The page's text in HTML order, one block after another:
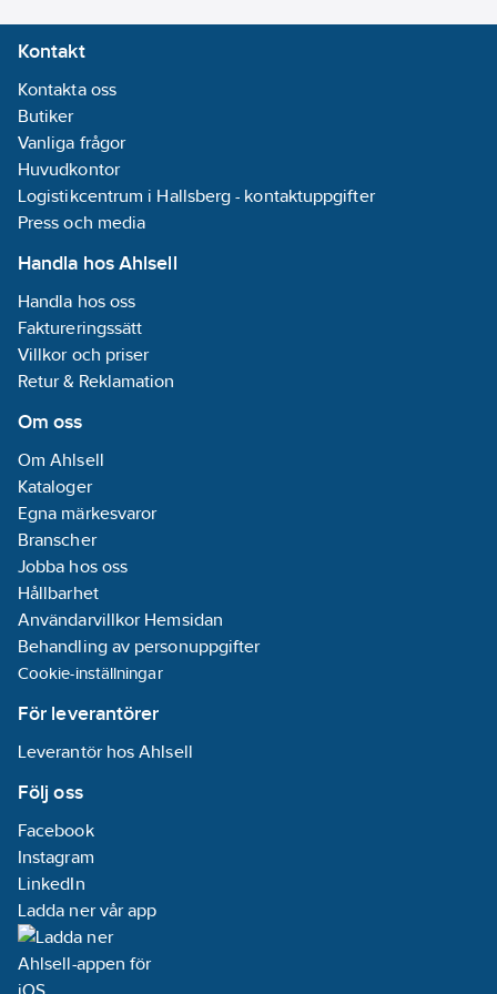
Kontakt
Kontakta oss
Butiker
Vanliga frågor
Huvudkontor
Logistikcentrum i Hallsberg - kontaktuppgifter
Press och media
Handla hos Ahlsell
Handla hos oss
Faktureringssätt
Villkor och priser
Retur & Reklamation
Om oss
Om Ahlsell
Kataloger
Egna märkesvaror
Branscher
Jobba hos oss
Hållbarhet
Användarvillkor Hemsidan
Behandling av personuppgifter
Cookie-inställningar
För leverantörer
Leverantör hos Ahlsell
Följ oss
Facebook
Instagram
LinkedIn
Ladda ner vår app